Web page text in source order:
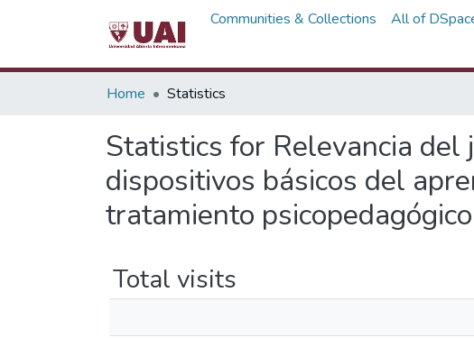
Communities & Collections All of
Home Statistics
Statistics for Relevancia
dispositivos básicos del
tratamiento psicopedagógico
Total visits